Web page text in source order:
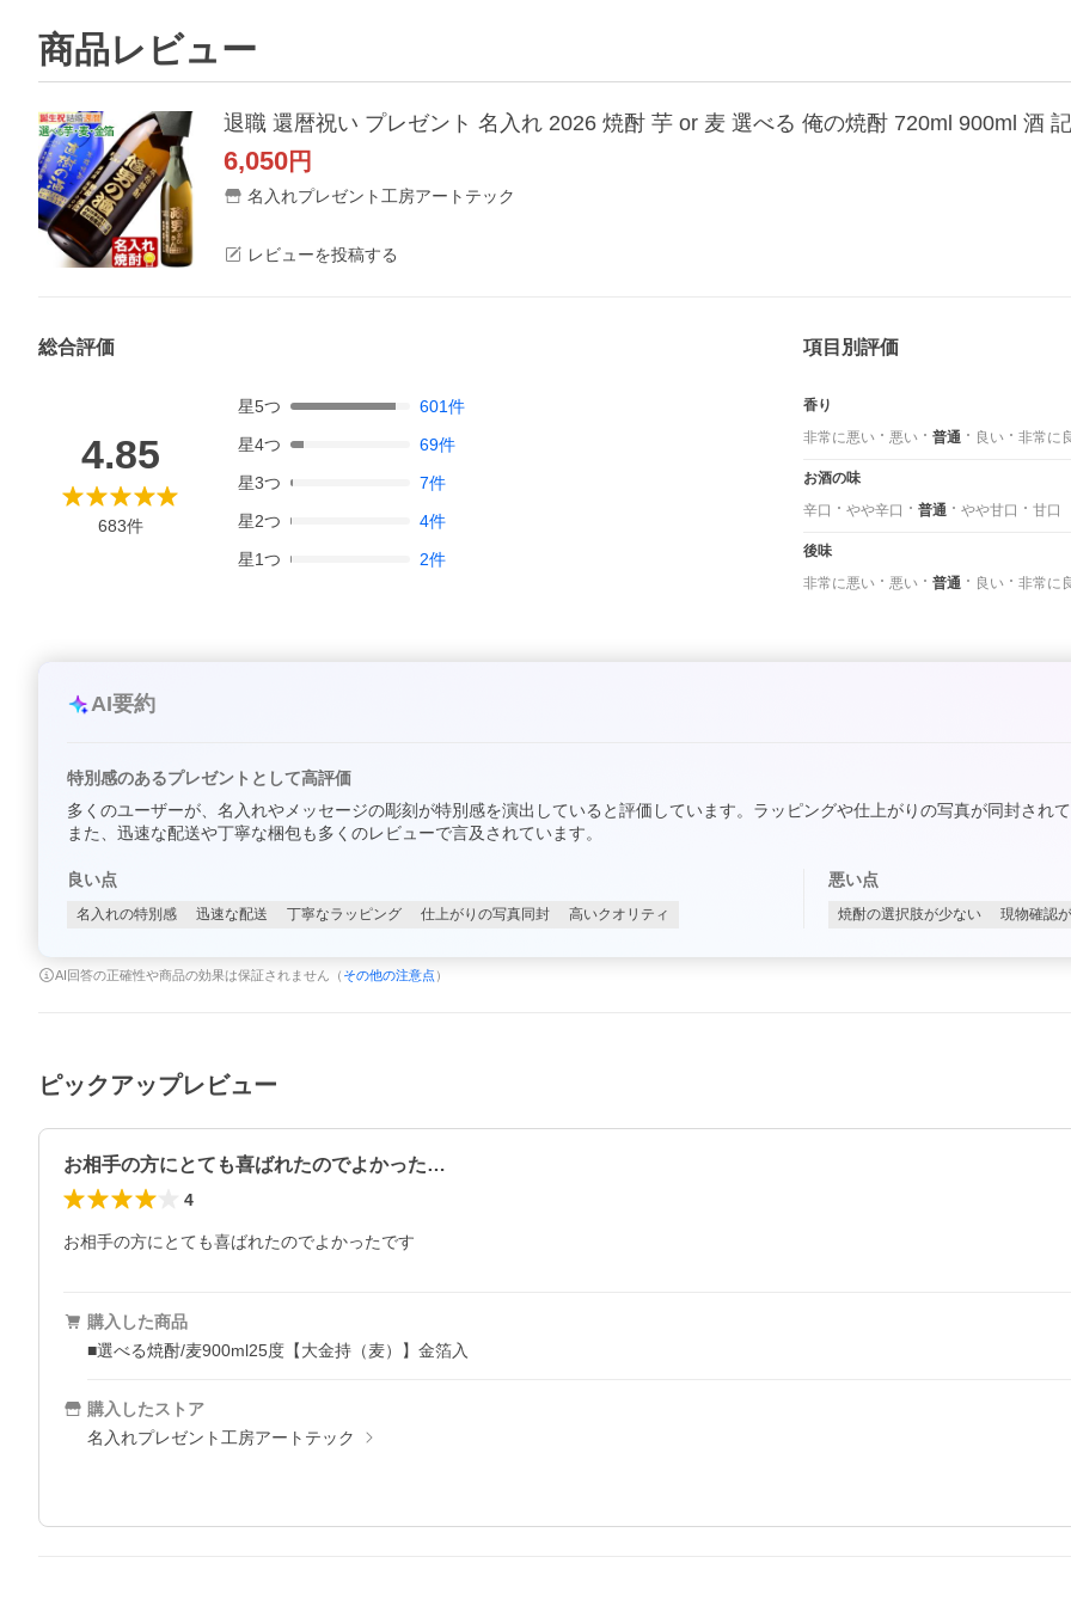
商品レビュー
6,050円
名入れプレゼント工房アートテック
レビューを投稿する
総合評価
4.85
683件
星5つ 601件
星4つ 69件
星3つ 7件
星2つ 4件
星1つ 2件
項目別評価
香り
非常に悪い
悪い 普通 良い 非常に
お酒の味
辛口
やや辛口 普通 やや甘口 甘口
後味
非常に悪い
悪い 普通 良い 非常に
AI要約
特別感のあるプレゼントとして高評価
多くのユーザーが、名入れやメッセージの彫刻が特別感を演出していると評価しています。ラッピングや仕上がりの写真が同封され
また、迅速な配送や丁寧な梱包も多くのレビューで言及されています。
良い点
名入れの特別感 迅速な配送 丁寧なラッピング 仕上がりの写真同封 高いクオリティ
悪い点
焼酎の選択肢が少ない 現物確認
AI回答の正確性や商品の効果は保証されません（ その他の注意点 ）
ピックアップレビュー
お相手の方にとても喜ばれたのでよかった…
4
お相手の方にとても喜ばれたのでよかったです
購入した商品
■選べる焼酎/麦900ml25度【大金持（麦）】金箔入
購入したストア
名入れプレゼント工房アートテック